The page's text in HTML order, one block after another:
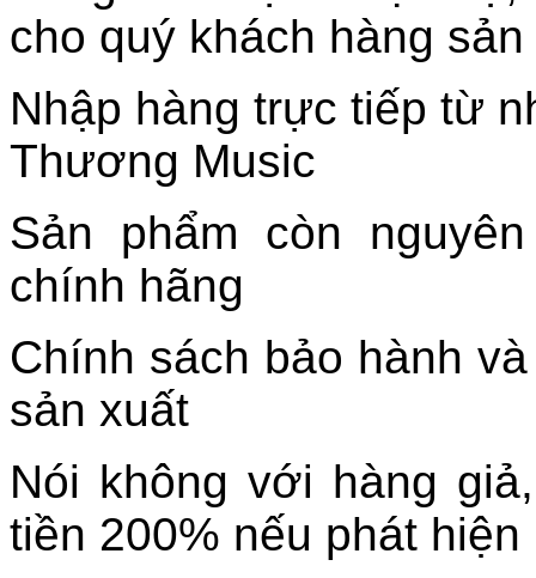
cho quý khách hàng
Nhập hàng trực tiếp từ
Thương Music
Sản phẩm còn
chính hãng
Chính sách bảo hành
sản xuất
Nói không với hàng
tiền 200% nếu phát hiện